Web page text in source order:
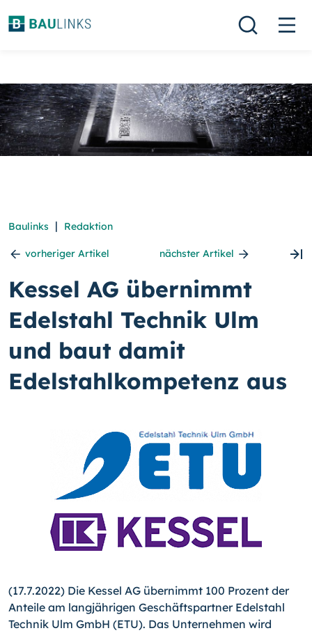
Baulinks | Redaktion
vorheriger Artikel nächster Artikel
Kessel AG übernimmt
Edelstahl Technik Ulm
und baut damit
Edelstahlkompetenz aus
(17.7.2022) Die Kessel AG übernimmt 100 Prozent der
Anteile am langjährigen Geschäftspartner Edelstahl
Technik Ulm GmbH (ETU). Das Unternehmen wird